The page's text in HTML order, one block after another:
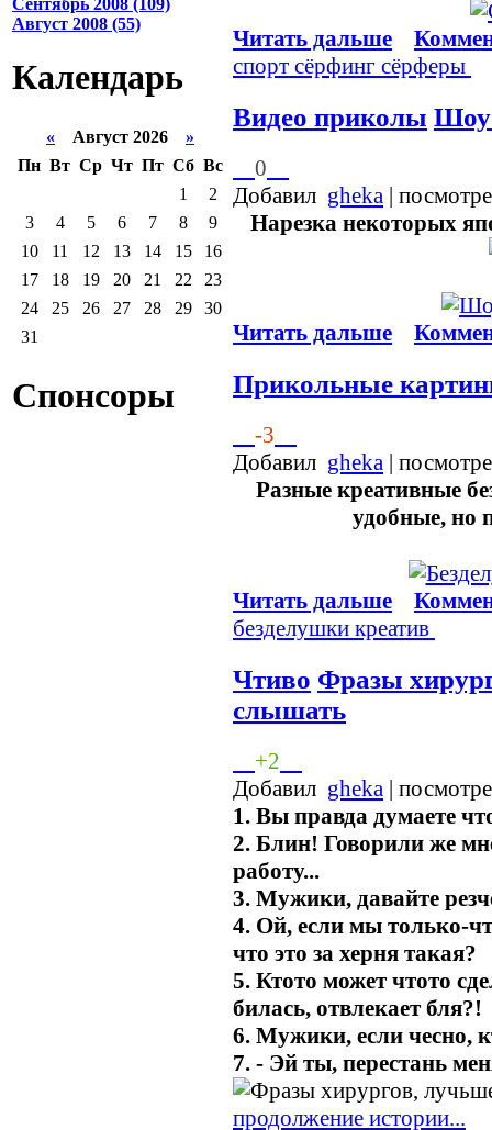
Август 2008 (55)
Календарь
« Август 2026 »
Пн Вт Ср Чт Пт Сб Вс
1
2
3
4 5 6 7 8
9
10
11 12 13 14 15
16
17
18 19 20 21 22
23
24
25 26 27 28 29
30
31
Спонсоры
Читать дальше
спорт сёрфинг сёрферы
Видео приколы Шоу
0
Добавил gheka |
Нарезка некоторых
Читать дальше
Прикольные
-3
Добавил gheka |
Разные креативные
удобные, но
Читать дальше
безделушки креатив
Чтиво Фразы
слышать
+2
Добавил gheka |
1. Вы правда думаете
2. Блин! Говорили же
работу...
3. Мужики, давайте
4. Ой, если мы только-
что это за херня такая?
5. Ктото может чтото
билась, отвлекает бля?!
6. Мужики, если чесно,
7. - Эй ты, перестань
продолжение истории...